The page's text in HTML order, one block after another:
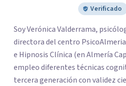
Verificado
Soy Verónica Valderrama,
directora del centro
e Hipnosis Clínica (en Almería Capital). En mis
empleo diferentes técnicas
tercera generación con validez